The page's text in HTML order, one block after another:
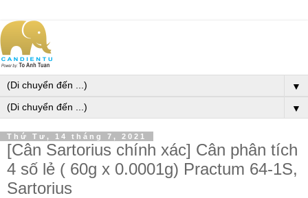
▼
▼
Thứ Tư, 14 tháng 7, 2021
[Cân Sartorius chính xác] Cân phân tích
4 số lẻ ( 60g x 0.0001g) Practum 64-1S,
Sartorius